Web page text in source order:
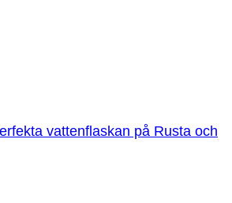
vattenflaskan på Rusta och